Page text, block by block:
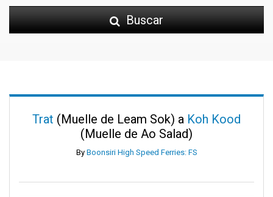
Buscar
Trat (Muelle de Leam Sok) a Koh Kood
(Muelle de Ao Salad)
By Boonsiri High Speed Ferries: FS